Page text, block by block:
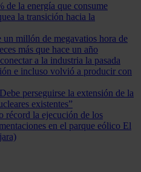
de la energía que consume
la transición hacia la
un millón de megavatios hora de
más que hace un año
a la industria la pasada
e incluso volvió a producir con
perseguirse la extensión de la
existentes”
récord la ejecución de los
en el parque eólico El